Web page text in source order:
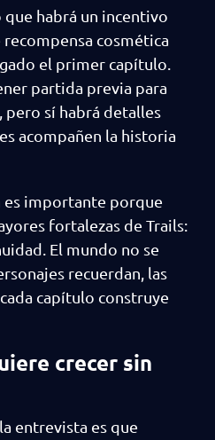
que habrá un incentivo
cosmética
el primer capítulo.
partida previa para
sí habrá detalles
acompañen la historia
es importante porque
fortalezas de Trails:
El mundo no se
recuerdan, las
capítulo construye
crecer sin
entrevista es que